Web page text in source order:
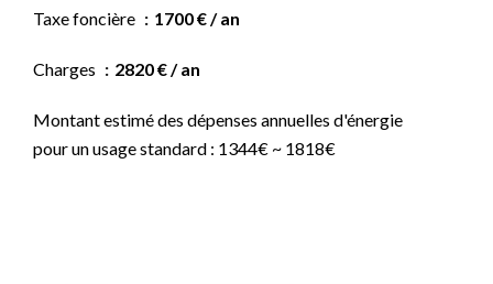
Taxe foncière 1700 € / an
Charges 2820 € / an
Montant estimé des dépenses annuelles d'énergie
pour un usage standard : 1344€ ~ 1818€